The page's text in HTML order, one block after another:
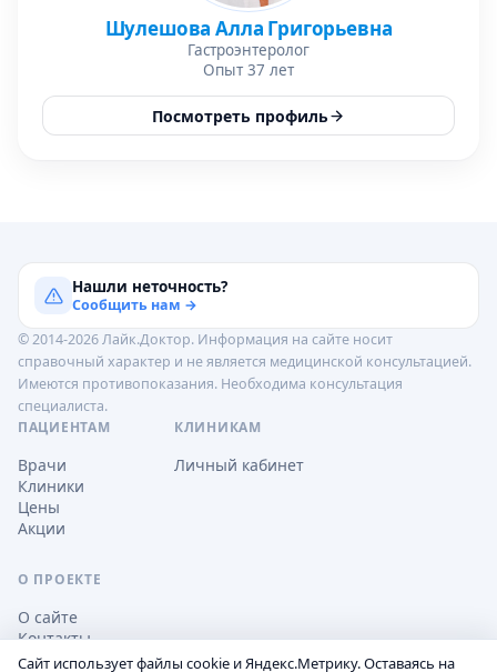
Шулешова Алла Григорьевна
Гастроэнтеролог
Опыт 37 лет
Посмотреть профиль
Нашли неточность?
Сообщить нам →
© 2014-2026 Лайк.Доктор. Информация на сайте носит
справочный характер и не является медицинской консультацией.
Имеются противопоказания. Необходима консультация
специалиста.
ПАЦИЕНТАМ
Врачи
Клиники
Цены
Акции
КЛИНИКАМ
Личный кабинет
О ПРОЕКТЕ
О сайте
Контакты
Сайт использует файлы cookie и Яндекс.Метрику. Оставаясь на